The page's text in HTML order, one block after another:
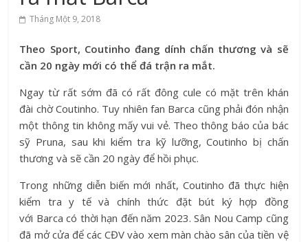
Tháng Một 9, 2018
Theo Sport, Coutinho đang dính chấn thương và sẽ
cần 20 ngày mới có thể đá trận ra mắt.
Ngay từ rất sớm đã có rất đông cule có mặt trên khán
đài chờ Coutinho. Tuy nhiên fan Barca cũng phải đón nhận
một thông tin không mấy vui vẻ. Theo thông báo của bác
sỹ Pruna, sau khi kiểm tra kỹ lưỡng, Coutinho bị chấn
thương và sẽ cần 20 ngày để hồi phục.
Trong những diễn biến mới nhất, Coutinho đã thực hiện
kiểm tra y tế và chính thức đặt bút ký hợp đồng
với Barca có thời hạn đến năm 2023. Sân Nou Camp cũng
đã mở cửa để các CĐV vào xem màn chào sân của tiền vệ